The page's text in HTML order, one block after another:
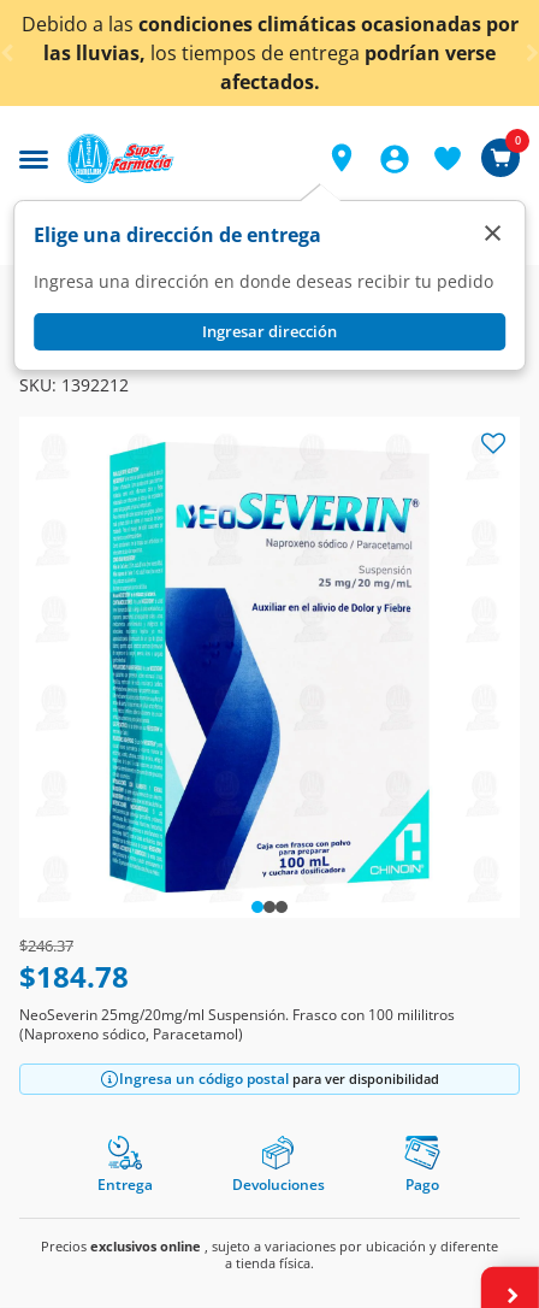
< div class="carousel-inner">
a lascondiciones climáticas ocasionadas por
lluvias, los tiempos de entregapodrían verse
afectados.
Elige una dirección de entrega
Ingresa una dirección en donde deseas recibir tu pedido
Ingresar dirección
×
0
Farmacia Medicina Dolor Analgésicos
NeoSeverin 25mg/20mg/ml Suspensión, 100 ml.
SKU: 1392212
Price reduced from
$246.37to
$184.78
NeoSeverin 25mg/20mg/ml Suspensión. Frasco con 100 mililitros
(Naproxeno sódico, Paracetamol)
Ingresa un código postal para ver disponibilidad
Entrega Devoluciones Pago
Precios exclusivos online , sujeto a variaciones por ubicación y diferente
a tienda física.